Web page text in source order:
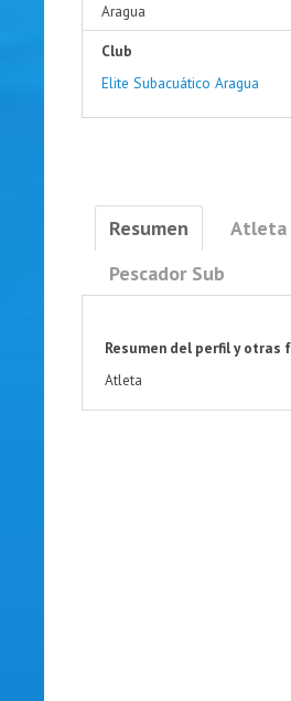
Aragua
Club
Elite Subacuático Aragua
Resumen Atleta
Pescador Sub
Resumen del perfil y otras
Atleta